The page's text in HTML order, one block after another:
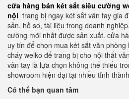
cửa hàng bán két sắt siêu cường
nội trang bị ngay két sắt vân tay gia
sản, hồ sơ, tài liệu trong doanh
cường mới nhất được sản xuất. cửa
uy tín để chọn mua két sắt văn
cháy welko để trang bị cho nội thất
vân tay là lựa chọn không thể thiếu
showroom hiện đại tại nhiều tỉnh
Có thể bạn quan tâm